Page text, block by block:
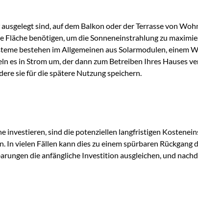
sind, auf dem Balkon oder der Terrasse von
Fläche benötigen, um die Sonneneinstrahlung zu
bestehen im Allgemeinen aus Solarmodulen, einem
in Strom um, der dann zum Betreiben Ihres Hauses
sie für die spätere Nutzung speichern.
investieren, sind die potenziellen langfristigen
vielen Fällen kann dies zu einem spürbaren
die anfängliche Investition ausgleichen, und